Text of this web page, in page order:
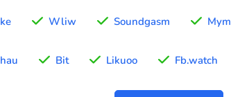
Wliw Soundgasm
Bit Likuoo Fb.watch